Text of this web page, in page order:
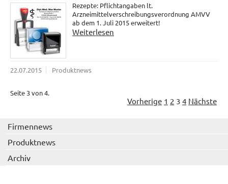
Rezepte: Pflichtangaben lt.
Arzneimittelverschreibungsverordnung AMVV
ab dem 1. Juli 2015 erweitert!
Weiterlesen
22.07.2015 Produktnews
Seite 3 von 4.
Vorherige 1 2 3 4 Nächste
Firmennews
Produktnews
Archiv